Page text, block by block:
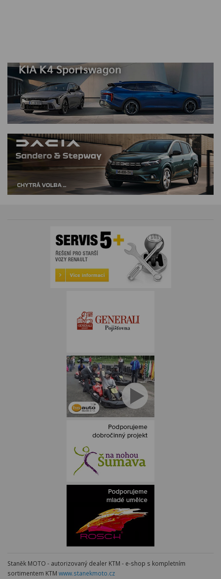
Staněk MOTO - autorizovaný dealer KTM - e-shop s kompletním
sortimentem KTM www.stanekmoto.cz